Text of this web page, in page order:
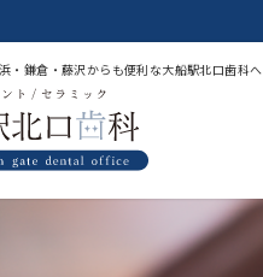
・鎌倉・藤沢からも便利な大船駅北口歯科へ